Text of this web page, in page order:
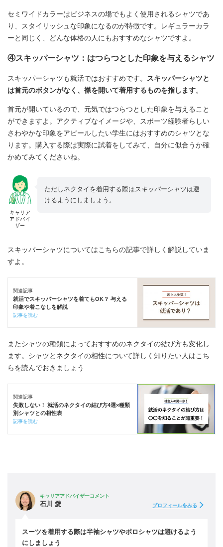
セミワイドカラーはビジネスの場でもよく使用されるシャツであ
り、スタイリッシュな印象になるのが特徴です。レギュラーカラ
ーと同じく、どんな体格の人にもおすすめなシャツですよ。
④スキッパーシャツ：はつらつとした印象を与えるシャツ
スキッパーシャツも就活ではおすすめです。
スキッパーシャツと
は首元のボタンがなく、襟を開いて着用するものを指します。
首元が開いているので、元気ではつらつとした印象を与えること
ができますよ。アクティブなイメージや、スポーツ経験者らしい
さわやかな印象をアピールしたい学生にはおすすめのシャツとな
ります。購入する際は実際に試着をしてみて、自分に似合うか確
かめてみてくださいね。
キャリア
アドバイ
ザー
ただしネクタイを着用する際はスキッパーシャツは避
けるようにしましょう。
スキッパーシャツについてはこちらの記事で詳しく解説していま
すよ。
関連記事
就活でスキッパーシャツを着てもOK？ 与える
印象や着こなしを解説
記事を読む
またシャツの種類によっておすすめのネクタイの結び方も変化し
ます。シャツとネクタイの相性について詳しく知りたい人はこち
らを読んでおきましょう
関連記事
失敗しない！ 就活のネクタイの結び方4選×種類
別シャツとの相性表
記事を読む
キャリアアドバイザーコメント
石川 愛 プロフィールをみる
スーツを着用する際は半袖シャツやポロシャツは避けるよう
にしましょう